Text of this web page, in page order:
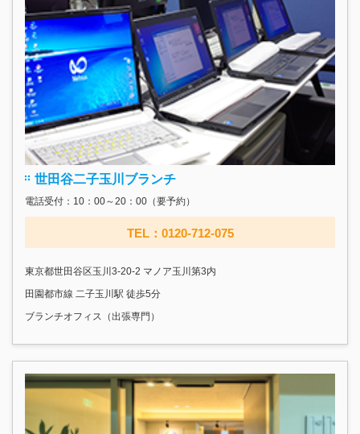
世田谷二子玉川ブランチ
電話受付：10：00～20：00（要予約）
TEL：0120-712-075
東京都世田谷区玉川3-20-2 マノア玉川第3内
田園都市線 二子玉川駅 徒歩5分
ブランチオフィス（出張専門）